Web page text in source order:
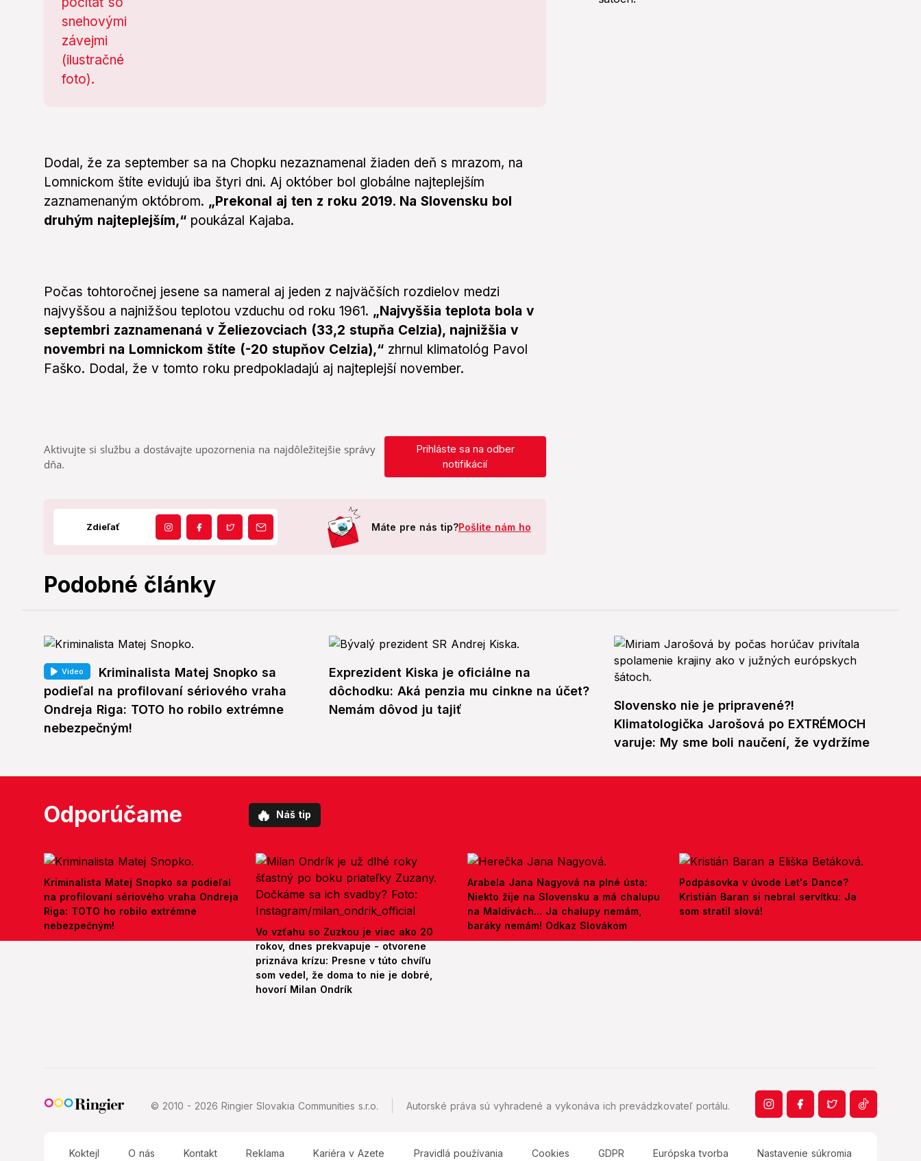
Dodal, že za september sa na Chopku nezaznamenal žiaden deň s mrazom, na
Lomnickom štíte evidujú iba štyri dni. Aj október bol globálne najteplejším
zaznamenaným októbrom. „Prekonal aj ten z roku 2019. Na Slovensku bol
druhým najteplejším,“ poukázal Kajaba.
Počas tohtoročnej jesene sa nameral aj jeden z najväčších rozdielov medzi
najvyššou a najnižšou teplotou vzduchu od roku 1961. „Najvyššia teplota bola v
septembri zaznamenaná v Želiezovciach (33,2 stupňa Celzia), najnižšia v
novembri na Lomnickom štíte (-20 stupňov Celzia),“ zhrnul klimatológ Pavol
Faško. Dodal, že v tomto roku predpokladajú aj najteplejší november.
Aktivujte si službu a dostávajte upozornenia na najdôležitejšie správy
dňa.
Prihláste sa na odber
notifikácií
Zdieľať Máte pre nás tip?Pošlite nám ho
Podobné články
Video
Kriminalista Matej Snopko sa
podieľal na profilovaní sériového vraha
Ondreja Riga: TOTO ho robilo extrémne
nebezpečným!
Exprezident Kiska je oficiálne na
dôchodku: Aká penzia mu cinkne na účet?
Nemám dôvod ju tajiť
Slovensko nie je pripravené?!
Klimatologička Jarošová po EXTRÉMOCH
varuje: My sme boli naučení, že vydržíme
Odporúčame 🔥 Náš tip
Kriminalista Matej Snopko sa podieľal
na profilovaní sériového vraha Ondreja
Riga: TOTO ho robilo extrémne
nebezpečným!
Vo vzťahu so Zuzkou je viac ako 20
rokov, dnes prekvapuje - otvorene
priznáva krízu: Presne v túto chvíľu
som vedel, že doma to nie je dobré,
hovorí Milan Ondrík
Arabela Jana Nagyová na plné ústa:
Niekto žije na Slovensku a má chalupu
na Maldivách... Ja chalupy nemám,
baráky nemám! Odkaz Slovákom
Podpásovka v úvode Let's Dance?
Kristián Baran si nebral servítku: Ja
som stratil slová!
© 2010 - 2026 Ringier Slovakia Communities s.r.o. Autorské práva sú vyhradené a vykonáva ich prevádzkovateľ portálu.
Koktejl O nás Kontakt Reklama Kariéra v Azete Pravidlá používania Cookies GDPR Európska tvorba Nastavenie súkromia